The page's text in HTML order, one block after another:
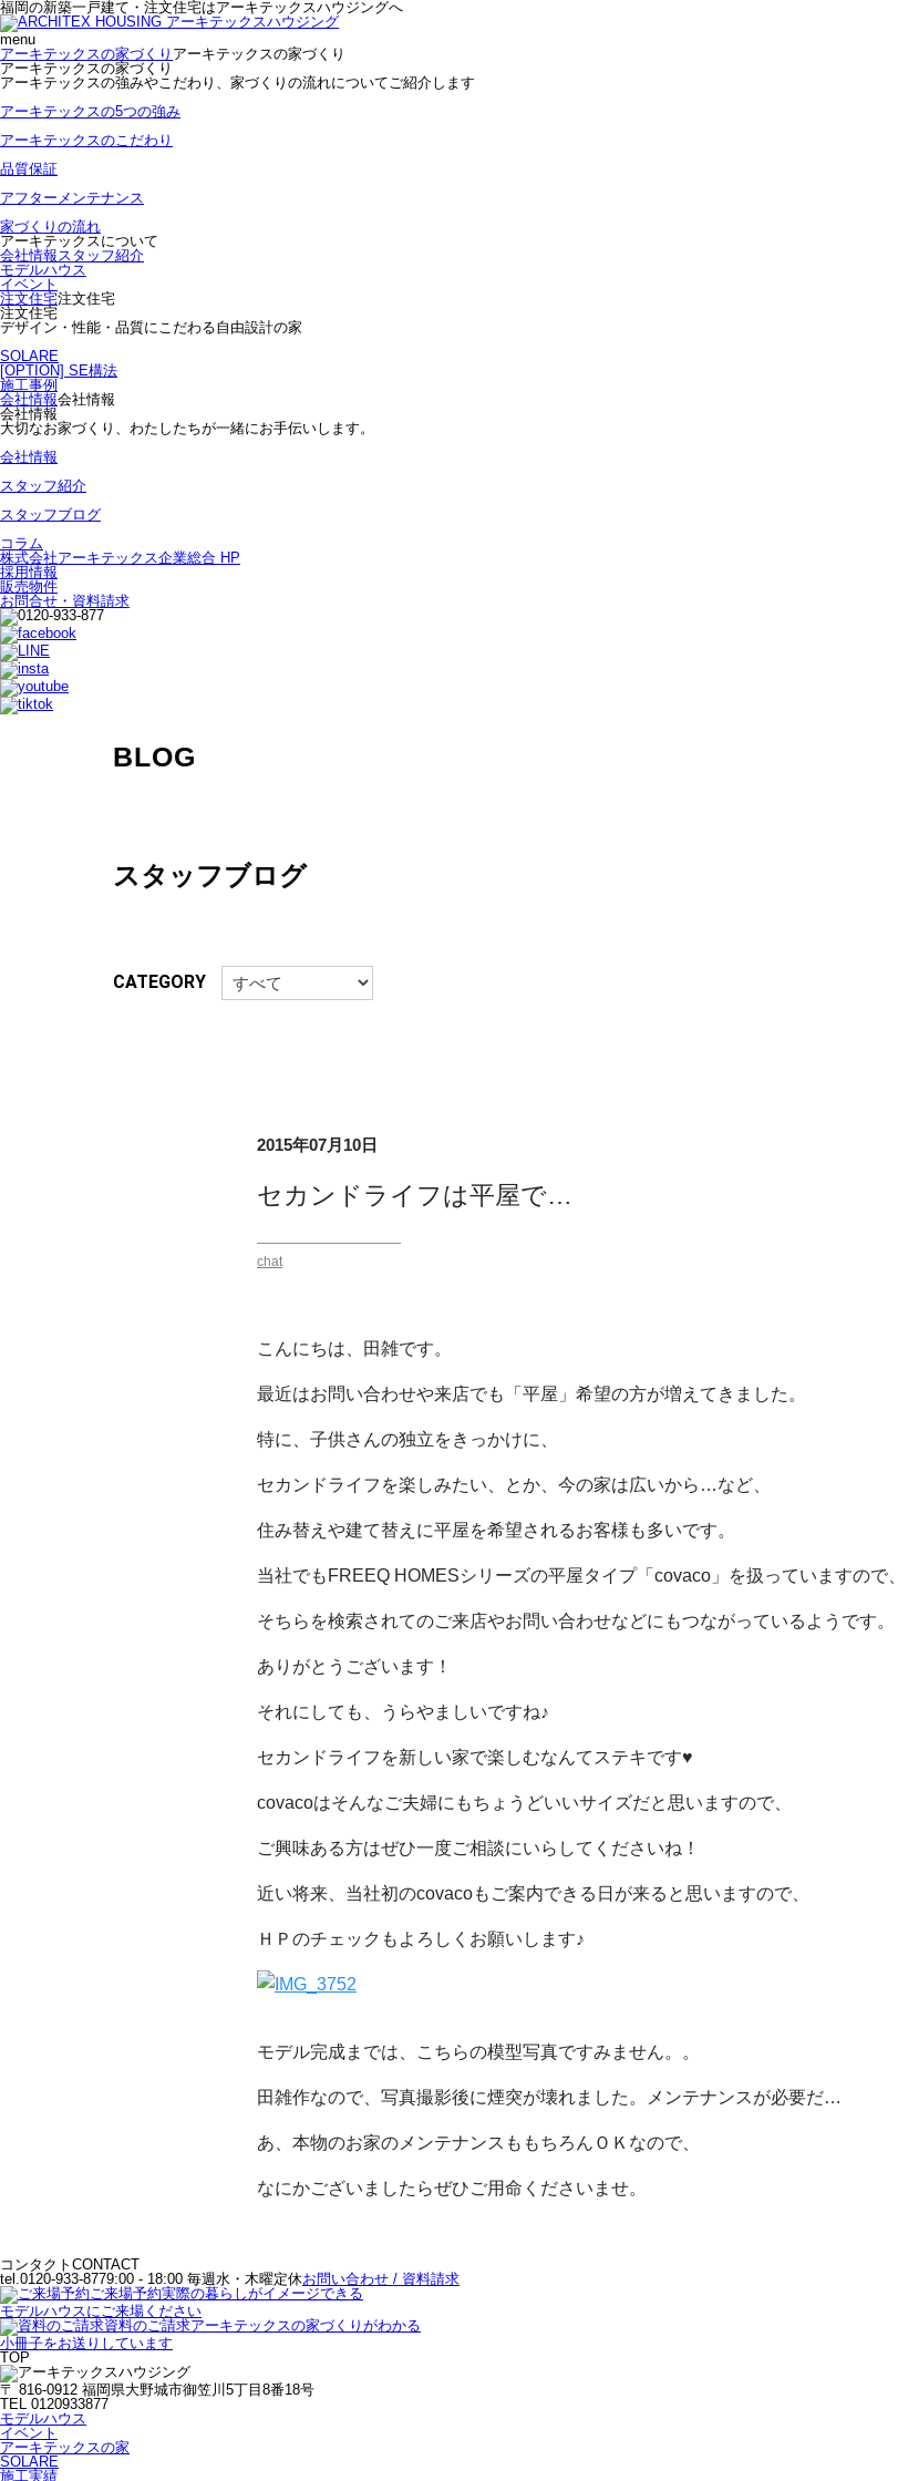
福岡の新築一戸建て・注文住宅はアーキテックスハウジングへ
menu
アーキテックスの家づくり アーキテックスの家づくり
アーキテックスの家づくり
アーキテックスの強みやこだわり、家づくりの流れについてご紹介します
アーキテックスの5つの強み
アーキテックスのこだわり
品質保証
アフターメンテナンス
家づくりの流れ
アーキテックスについて
会社情報スタッフ紹介
モデルハウス
イベント
注文住宅注文住宅
注文住宅
デザイン・性能・品質にこだわる自由設計の家
SOLARE
[OPTION] SE構法
施工事例
会社情報会社情報
会社情報
大切なお家づくり、わたしたちが一緒にお手伝いします。
会社情報
スタッフ紹介
スタッフブログ
コラム
株式会社アーキテックス企業総合 HP
採用情報
販売物件
お問合せ・資料請求
BLOG
スタッフブログ
CATEGORY
2015年07月10日
セカンドライフは平屋で…
chat
こんにちは、田雑です。
最近はお問い合わせや来店でも「平屋」希望の方が増えてきました。
特に、子供さんの独立をきっかけに、
セカンドライフを楽しみたい、とか、今の家は広いから…など、
住み替えや建て替えに平屋を希望されるお客様も多いです。
当社でもFREEQ HOMESシリーズの平屋タイプ「covaco」を扱っていますので、
そちらを検索されてのご来店やお問い合わせなどにもつながっているようです。
ありがとうございます！
それにしても、うらやましいですね♪
セカンドライフを新しい家で楽しむなんてステキです♥
covacoはそんなご夫婦にもちょうどいいサイズだと思いますので、
ご興味ある方はぜひ一度ご相談にいらしてくださいね！
近い将来、当社初のcovacoもご案内できる日が来ると思いますので、
ＨＰのチェックもよろしくお願いします♪
モデル完成までは、こちらの模型写真ですみません。。
田雑作なので、写真撮影後に煙突が壊れました。メンテナンスが必要だ…
あ、本物のお家のメンテナンスももちろんＯＫなので、
なにかございましたらぜひご用命くださいませ。
コンタクト CONTACT
tel.0120-933-8779:00 - 18:00 毎週水・木曜定休お問い合わせ / 資料請求
ご来場予約実際の暮らしがイメージできる
モデルハウスにご来場ください
資料のご請求アーキテックスの家づくりがわかる
小冊子をお送りしています
TOP
〒 816-0912 福岡県大野城市御笠川5丁目8番18号
TEL 0120933877
モデルハウス
イベント
アーキテックスの家
SOLARE
施工実績